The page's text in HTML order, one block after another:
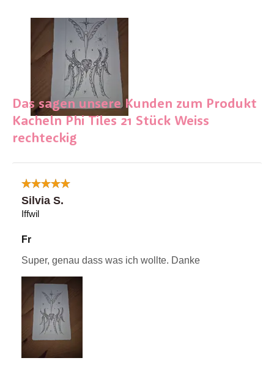
Das sagen unsere Kunden zum Produkt
Kacheln Phi Tiles 21 Stück Weiss
rechteckig
Silvia S.
Iffwil
Fr
Super, genau dass was ich wollte. Danke